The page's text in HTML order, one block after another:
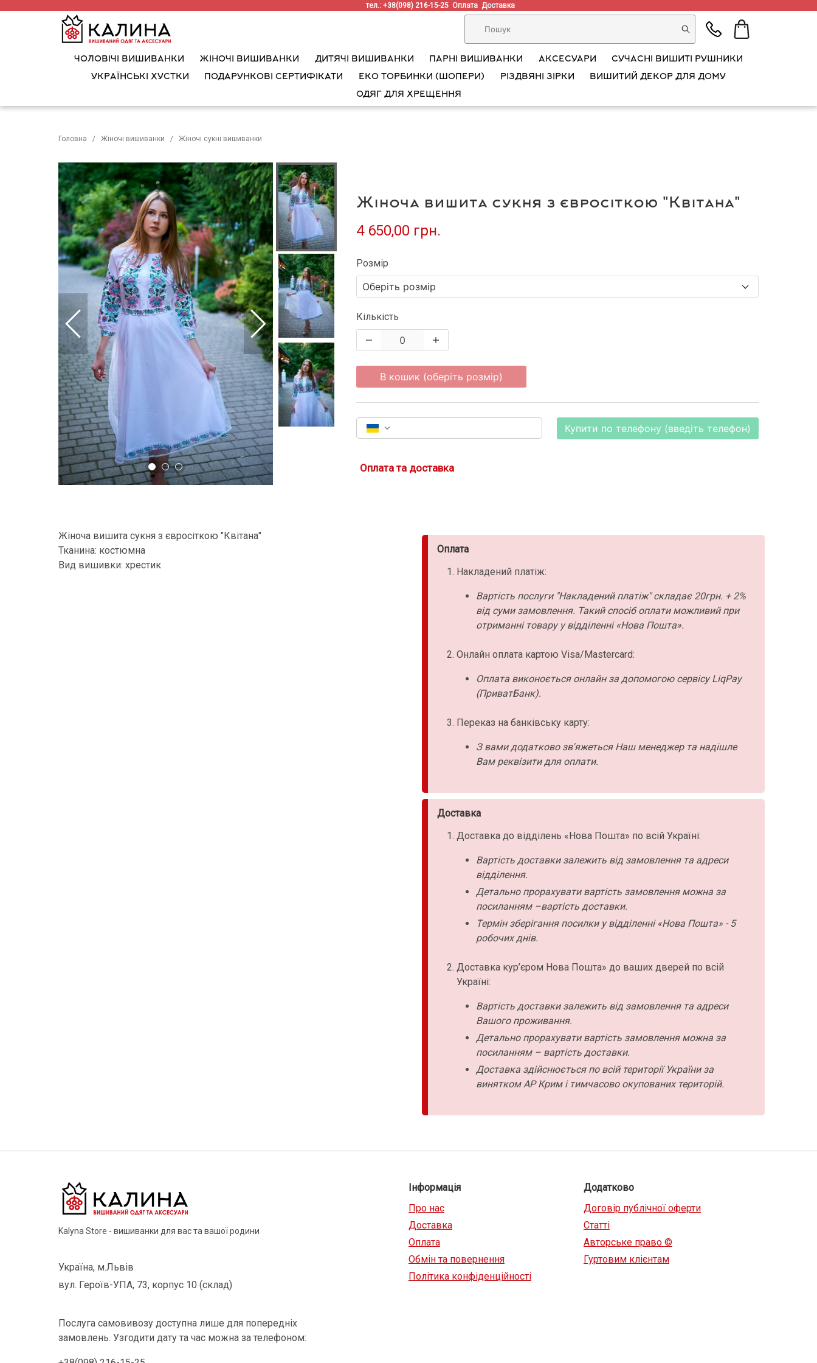
тел.: +38(098) 216-15-25 Оплата Доставка
ЧОЛОВІЧІ ВИШИВАНКИ ЖІНОЧІ ВИШИВАНКИ ДИТЯЧІ ВИШИВАНКИ ПАРНІ ВИШИВАНКИ АКСЕСУАРИ
СУЧАСНІ ВИШИТІ РУШНИКИ
УКРАЇНСЬКІ ХУСТКИ
ПОДАРУНКОВІ СЕРТИФІКАТИ ЕКО ТОРБИНКИ (ШОПЕРИ) РІЗДВЯНІ ЗІРКИ
ВИШИТИЙ ДЕКОР ДЛЯ ДОМУ
ОДЯГ ДЛЯ ХРЕЩЕННЯ
Головна Жіночі вишиванки Жіночі сукні вишиванки
Жіноча вишита сукня з євросіткою "Квітана"
4 650,00 грн.
Розмір
Кількість
В кошик (оберіть розмір)
Купити по телефону (введіть телефон)
Оплата та доставка
Жіноча вишита сукня з євросіткою "Квітана"
Тканина: костюмна
Вид вишивки: хрестик
Оплата
Накладений платіж:
Вартість послуги "Накладений платіж" складає 20грн. + 2%
від суми замовлення. Такий спосіб оплати можливий при
отриманні товару у відділенні «Нова Пошта».
Онлайн оплата картою Visa/Mastercard:
Оплата виконоється онлайн за допомогою сервісу LiqPay
(ПриватБанк).
Переказ на банківську карту:
З вами додатково зв'яжеться Наш менеджер та надішле
Вам реквізити для оплати.
Доставка
Доставка до відділень «Нова Пошта» по всій Україні:
Вартість доставки залежить від замовлення та адреси
відділення.
Детально прорахувати вартість замовлення можна за
посиланням –вартість доставки.
Термін зберігання посилки у відділенні «Нова Пошта» - 5
робочих днів.
Доставка кур’єром Нова Пошта» до ваших дверей по всій
Україні:
Вартість доставки залежить від замовлення та адреси
Вашого проживання.
Детально прорахувати вартість замовлення можна за
посиланням – вартість доставки.
Доставка здійснюється по всій території України за
винятком АР Крим і тимчасово окупованих територій.
Kalyna Store - вишиванки для вас та вашої родини
Україна, м.Львів
вул. Героїв-УПА, 73, корпус 10 (склад)
Послуга самовивозу доступна лише для попередніх
замовлень. Узгодити дату та час можна за телефоном:
Інформація
Про нас
Доставка
Оплата
Обмін та повернення
Політика конфіденційності
Додатково
Договір публічної оферти
Статті
Авторське право ©
Гуртовим клієнтам